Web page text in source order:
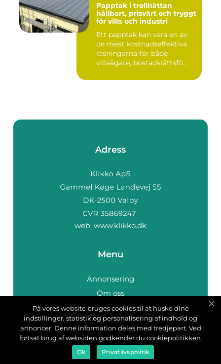
Papptak i trollhättan
hållbart, prisvärt och tryggt
för villa och industri
Ett papptak kan vara en av
de mest kostnadseffektiva
lösningarna för både
villaägare, bostadsrättsfö...
Adress
web: www.klikko.dk
Menu
Annonsering
Om oss
Cookies
Kontakta oss
Sitemap
På vores website bruges cookies til at huske dine
indstillinger, statistik og personalisering af indhold og
annoncer. Denne information deles med tredjepart. Ved
fortsat brug af websiden godkender du cookiepolitikken.
Ok Privatlivspolitik